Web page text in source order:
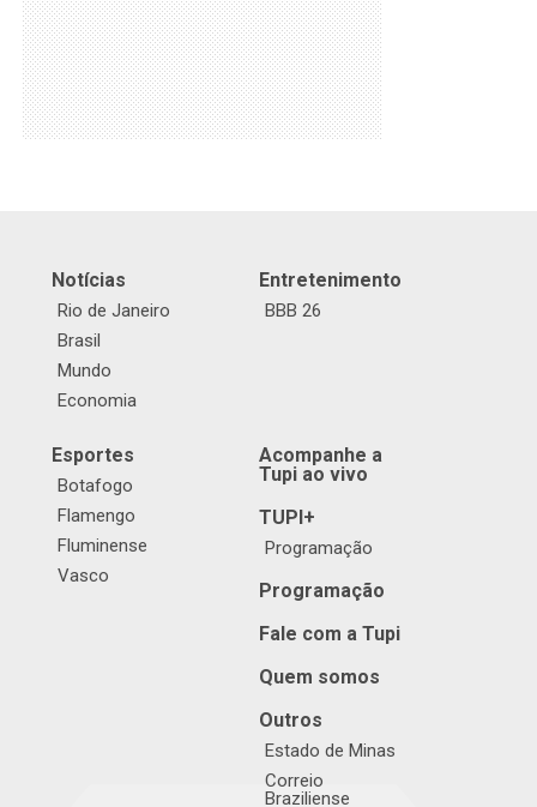
Notícias
Rio de Janeiro
Brasil
Mundo
Economia
Entretenimento
BBB 26
Esportes
Botafogo
Flamengo
Fluminense
Vasco
Acompanhe a
Tupi ao vivo
TUPI+
Programação
Programação
Fale com a Tupi
Quem somos
Outros
Estado de Minas
Correio
Braziliense